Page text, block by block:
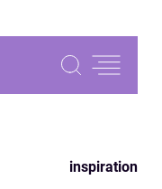
inspiration